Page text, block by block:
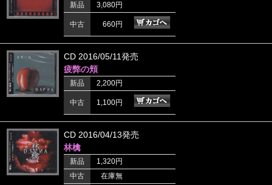
新品 3,080円
中古 660円
CD 2016/05/11発売
疲弊の頬
新品 2,200円
中古 1,100円
CD 2016/04/13発売
林檎
新品
1,320円
中古
在庫無